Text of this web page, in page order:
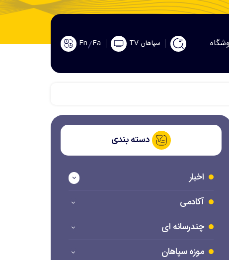
سپاهان TV Fa
En
دسته بندی
اخبار
آکادمی
چندرسانه ای
موزه سپاهان